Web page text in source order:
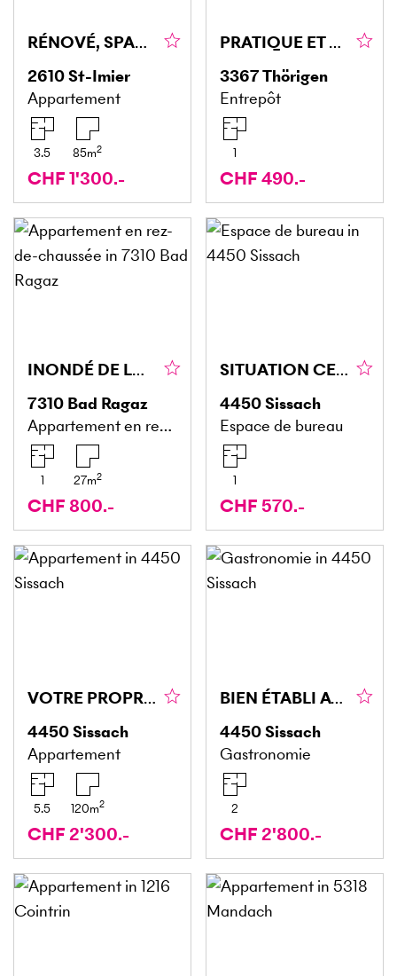
RÉNOVÉ, SPACIEUX ET LUMINEUX
2610St-Imier
Appartement
3.5 85m2
CHF 1'300.-
PRATIQUE ET BIEN DESSERVI
3367Thörigen
Entrepôt
1
CHF 490.-
INONDÉ DE LUMIÈRE DANS UN ENDROIT CALME
7310 Bad Ragaz
Appartement en rez-de-chaussée
1 27m2
CHF 800.-
SITUATION CENTRALE ET PRIVILÉGIÉE
4450Sissach
Espace de bureau
1
CHF 570.-
VOTRE PROPRE TONNELLE AU CUR DE SISSACH !
4450Sissach
Appartement
5.5 120m2
CHF 2'300.-
BIEN ÉTABLI AVEC UNE GRANDE AFFLUENCE DE CLIENTS !
4450Sissach
Gastronomie
2
CHF 2'800.-